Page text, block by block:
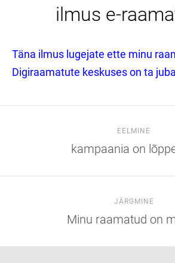
ilmus e-
Täna ilmus lugejate ette minu
Digiraamatute keskuses on ta
EELMINE
kampaania on
JÄRGMINE
Minu raamatud on